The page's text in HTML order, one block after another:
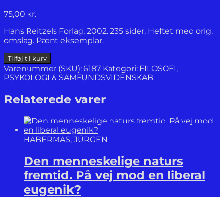
75,00 kr.
Hans Reitzels Forlag, 2002. 235 sider. Heftet med orig.
omslag. Pænt eksemplar.
Samtaler
med
Anthony
At
forstå
Tilføj til kurv
Varenummer (SKU): 6187 Kategori: FILOSOFI,
PSYKOLOGI & SAMFUNDSVIDENSKAB
Relaterede varer
HABERMAS, JÜRGEN
Den menneskelige naturs
fremtid. På vej mod en liberal
eugenik?